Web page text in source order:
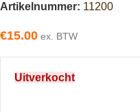
Artikelnummer: 11200
€15.00 ex. BTW
Uitverkocht